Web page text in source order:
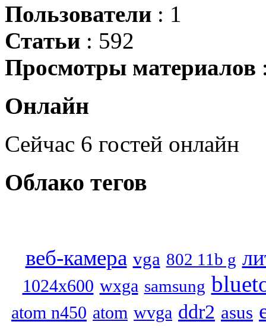
Пользователи : 1
Статьи : 592
Просмотры материалов
Онлайн
Сейчас 6 гостей онлайн
Облако тегов
веб-камера vga 802 11b g
1024x600 wxga samsung
atom n450 atom wvga ddr2 asus